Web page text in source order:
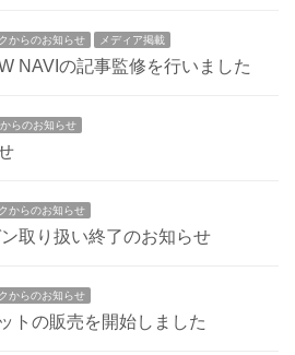
からのお知らせ メディア掲載
NAVIの記事監修を行いました
らのお知らせ
からのお知らせ
取り扱い終了のお知らせ
からのお知らせ
トの販売を開始しました